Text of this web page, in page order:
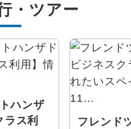
・ツアー
ハンザ
ラス利
フレンド